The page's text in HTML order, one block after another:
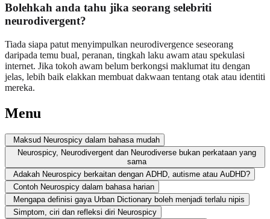
Bolehkah anda tahu jika seorang selebriti
neurodivergent?
Tiada siapa patut menyimpulkan neurodivergence seseorang
daripada temu bual, peranan, tingkah laku awam atau spekulasi
internet. Jika tokoh awam belum berkongsi maklumat itu dengan
jelas, lebih baik elakkan membuat dakwaan tentang otak atau identiti
mereka.
Menu
Maksud Neurospicy dalam bahasa mudah
Neurospicy, Neurodivergent dan Neurodiverse bukan perkataan yang
sama
Adakah Neurospicy berkaitan dengan ADHD, autisme atau AuDHD?
Contoh Neurospicy dalam bahasa harian
Mengapa definisi gaya Urban Dictionary boleh menjadi terlalu nipis
Simptom, ciri dan refleksi diri Neurospicy